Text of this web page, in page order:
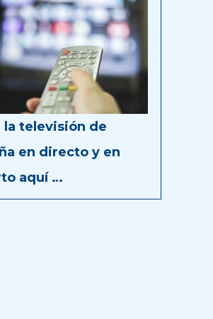
la televisión de
en directo y en
aquí …